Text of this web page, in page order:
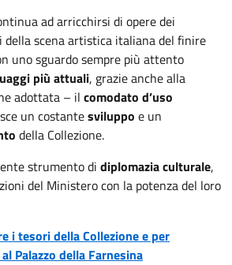
ad arricchirsi di opere dei
della scena artistica italiana del finire
uno sguardo sempre più attento
più attuali, grazie anche alla
adottata – il comodato d’uso
un costantesviluppo e un
della Collezione.
strumento di diplomazia culturale,
del Ministero con la potenza del loro
i tesori della Collezione e per
Palazzo della Farnesina